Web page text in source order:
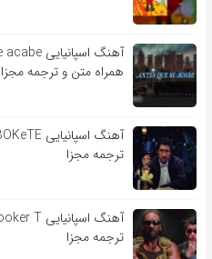
همراه متن و ترجمه مجزا
ترجمه مجزا
ترجمه مجزا